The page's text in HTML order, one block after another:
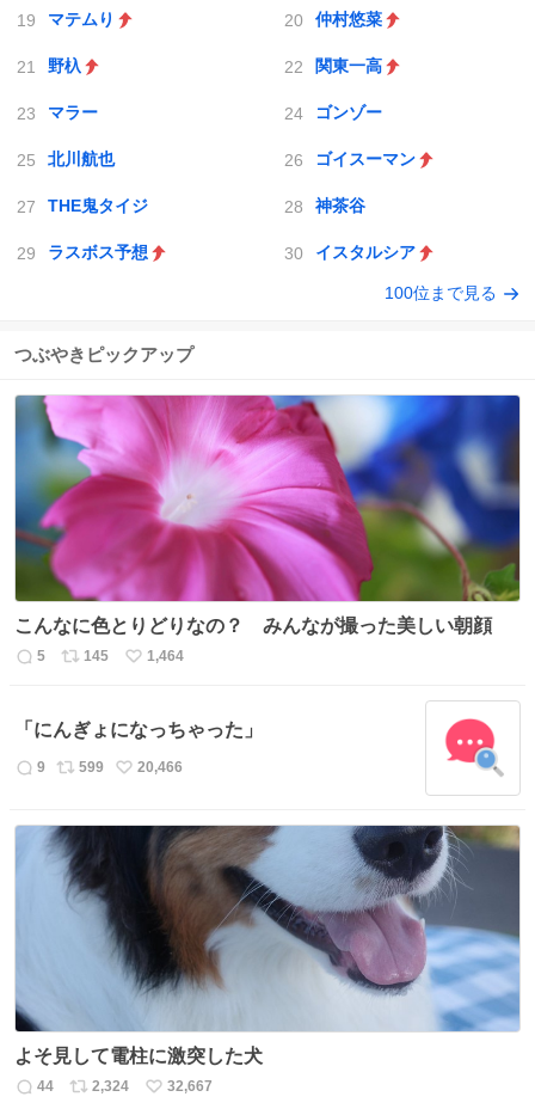
マテムり 仲村悠菜
野杁 関東一高
マラー ゴンゾー
北川航也 ゴイスーマン
THE鬼タイジ 神茶谷
ラスボス予想 イスタルシア
100位まで見る
つぶやきピックアップ
こんなに色とりどりなの？ みんなが撮った美しい朝顔
返
数
5
リ
ス
ト
数
145
い
ね
数
1,464
「にんぎょになっちゃった」
返
数
9
リ
ス
ト
数
599
い
ね
20,466
よそ見して電柱に激突した犬
返
44
リ
2,324
い
32,667